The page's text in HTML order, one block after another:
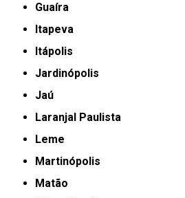
Guaíra
Itapeva
Itápolis
Jardinópolis
Jaú
Laranjal Paulista
Leme
Martinópolis
Matão